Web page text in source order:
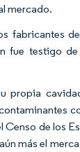
mercado.
fabricantes
fue testigo
propia
de los
más el